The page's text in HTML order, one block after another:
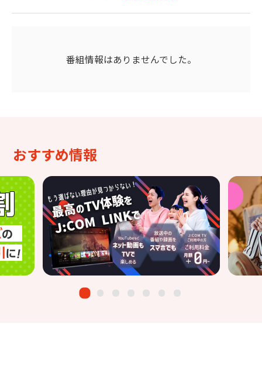
番組情報はありませんでした。
おすすめ情報